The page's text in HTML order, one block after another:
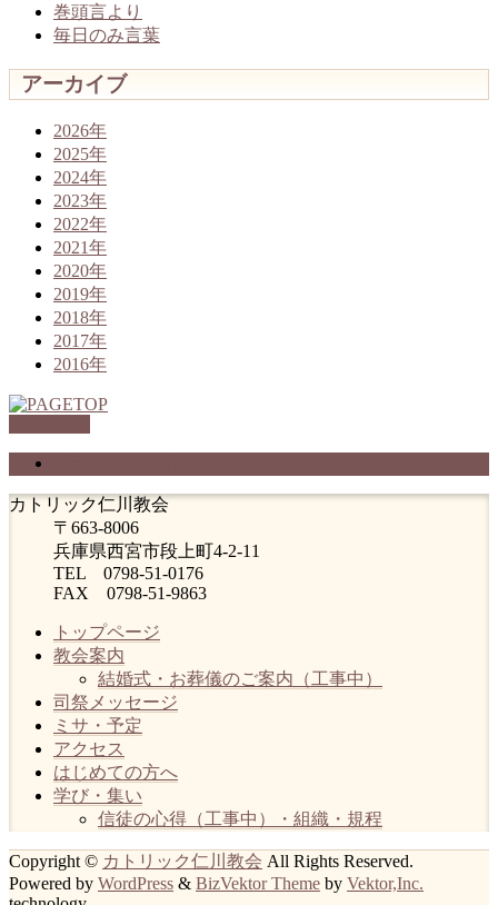
巻頭言より
毎日のみ言葉
アーカイブ
2026年
2025年
2024年
2023年
2022年
2021年
2020年
2019年
2018年
2017年
2016年
カトリック仁川教会
〒663-8006
兵庫県西宮市段上町4-2-11
TEL 0798-51-0176
FAX 0798-51-9863
トップページ
教会案内
結婚式・お葬儀のご案内（工事中）
司祭メッセージ
ミサ・予定
アクセス
はじめての方へ
学び・集い
信徒の心得（工事中）・組織・規程
Copyright © カトリック仁川教会 All Rights Reserved.
Powered by WordPress & BizVektor Theme by Vektor,Inc.